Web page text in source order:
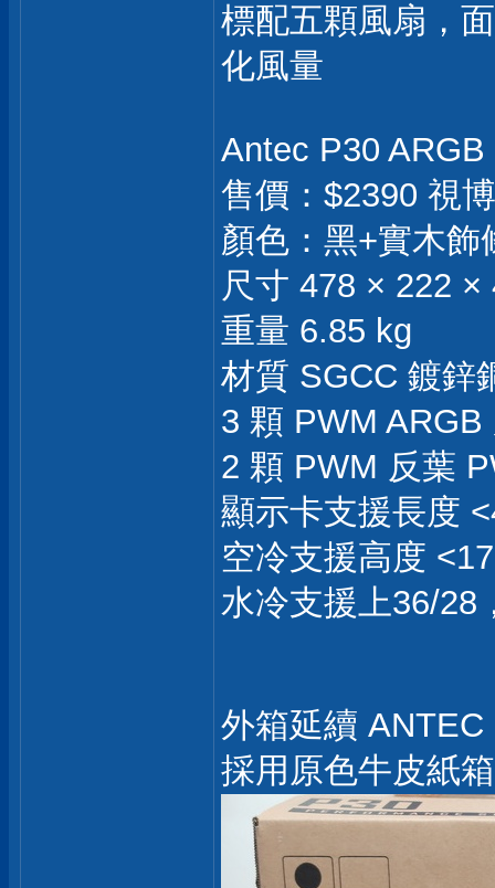
標配五顆風扇，
化風量
Antec P30
售價：$2390 視
顏色：黑+實木飾
尺寸 478 × 222 ×
重量 6.85 kg
材質 SGCC 鍍鋅
3 顆 PWM
2 顆 PWM 反葉
顯示卡支援長度
空冷支援高度
水冷支援上36/28
外箱延續
採用原色牛皮紙